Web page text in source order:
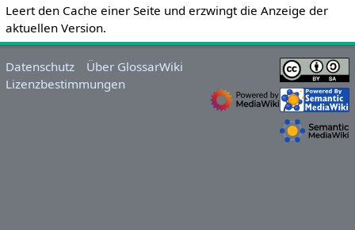
Leert den Cache einer Seite und erzwingt die Anzeige der
aktuellen Version.
Datenschutz
Über GlossarWiki
Lizenzbestimmungen